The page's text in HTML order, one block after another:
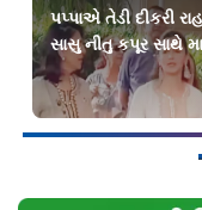
પપ્પાએ તેડી દીકરી
સાસુ નીતુ કપૂર સાથે